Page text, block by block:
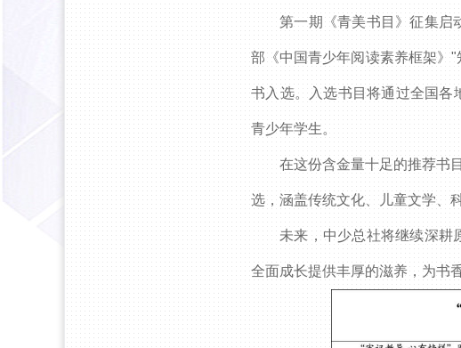
第一期《青美书目》征集启
部《中国青少年阅读素养框架
书入选。入选书目将通过全国各
青少年学生。
在这份含金量十足的推荐书
选，涵盖传统文化、儿童文学、
未来，中少总社将继续深耕
全面成长提供丰厚的滋养，为书